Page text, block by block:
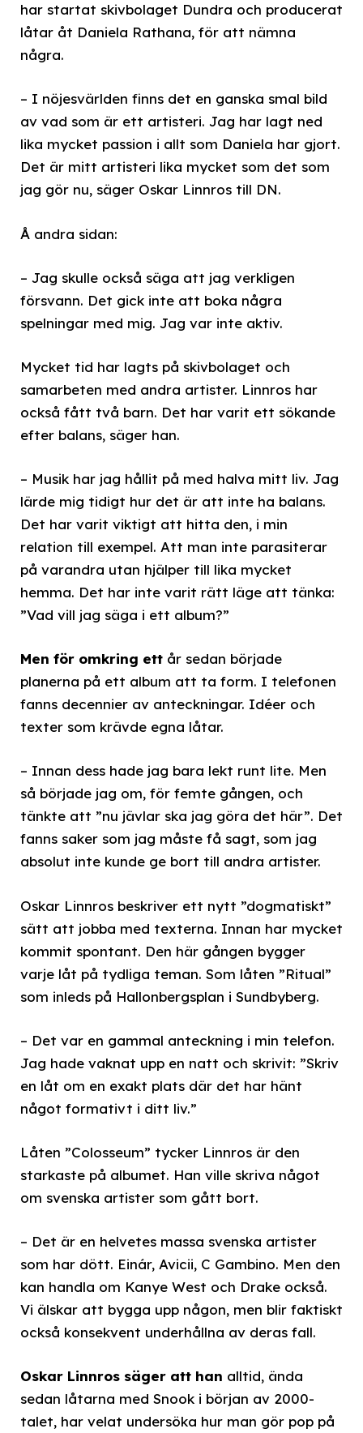
har startat skivbolaget Dundra och producerat
låtar åt Daniela Rathana, för att nämna
några.
– I nöjesvärlden finns det en ganska smal bild
av vad som är ett artisteri. Jag har lagt ned
lika mycket passion i allt som Daniela har gjort.
Det är mitt artisteri lika mycket som det som
jag gör nu, säger Oskar Linnros till DN.
Å andra sidan:
– Jag skulle också säga att jag verkligen
försvann. Det gick inte att boka några
spelningar med mig. Jag var inte aktiv.
Mycket tid har lagts på skivbolaget och
samarbeten med andra artister. Linnros har
också fått två barn. Det har varit ett sökande
efter balans, säger han.
– Musik har jag hållit på med halva mitt liv. Jag
lärde mig tidigt hur det är att inte ha balans.
Det har varit viktigt att hitta den, i min
relation till exempel. Att man inte parasiterar
på varandra utan hjälper till lika mycket
hemma. Det har inte varit rätt läge att tänka:
”Vad vill jag säga i ett album?”
Men för omkring ett år sedan började
planerna på ett album att ta form. I telefonen
fanns decennier av anteckningar. Idéer och
texter som krävde egna låtar.
– Innan dess hade jag bara lekt runt lite. Men
så började jag om, för femte gången, och
tänkte att ”nu jävlar ska jag göra det här”. Det
fanns saker som jag måste få sagt, som jag
absolut inte kunde ge bort till andra artister.
Oskar Linnros beskriver ett nytt ”dogmatiskt”
sätt att jobba med texterna. Innan har mycket
kommit spontant. Den här gången bygger
varje låt på tydliga teman. Som låten ”Ritual”
som inleds på Hallonbergsplan i Sundbyberg.
– Det var en gammal anteckning i min telefon.
Jag hade vaknat upp en natt och skrivit: ”Skriv
en låt om en exakt plats där det har hänt
något formativt i ditt liv.”
Låten ”Colosseum” tycker Linnros är den
starkaste på albumet. Han ville skriva något
om svenska artister som gått bort.
– Det är en helvetes massa svenska artister
som har dött. Einár, Avicii, C Gambino. Men den
kan handla om Kanye West och Drake också.
Vi älskar att bygga upp någon, men blir faktiskt
också konsekvent underhållna av deras fall.
Oskar Linnros säger att han alltid, ända
sedan låtarna med Snook i början av 2000-
talet, har velat undersöka hur man gör pop på